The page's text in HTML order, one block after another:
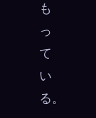
も
っ
て
い
る。